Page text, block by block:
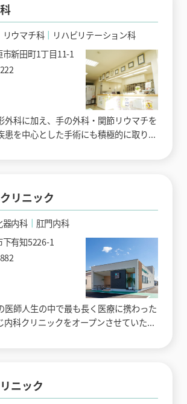
リウマチ科
リハビリテーション科
新田町1丁目11-1
科に加え、手の外科・関節リウマチを
患を中心とした手術にも積極的に取り...
リニック
器内科
肛門内科
有知5226-1
師人生の中で最も長く医療に携わった
内科クリニックをオープンさせていた...
ニック